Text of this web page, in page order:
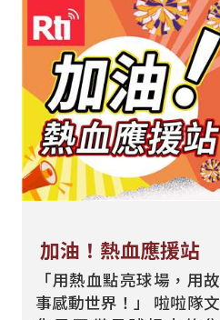
加油！熱血應援站
「用熱血點亮球場，用故
事感動世界！」 啦啦隊文